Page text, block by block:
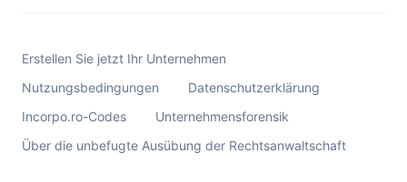
Erstellen Sie jetzt Ihr Unternehmen
Nutzungsbedingungen
Datenschutzerklärung
Incorpo.ro-Codes
Unternehmensforensik
Über die unbefugte Ausübung der Rechtsanwaltschaft